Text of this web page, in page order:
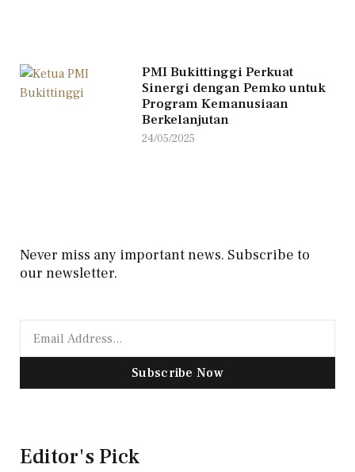
PMI Bukittinggi Perkuat
Sinergi dengan Pemko untuk
Program Kemanusiaan
Berkelanjutan
24/05/2025
Never miss any important news. Subscribe to
our newsletter.
Subscribe Now
Editor's Pick